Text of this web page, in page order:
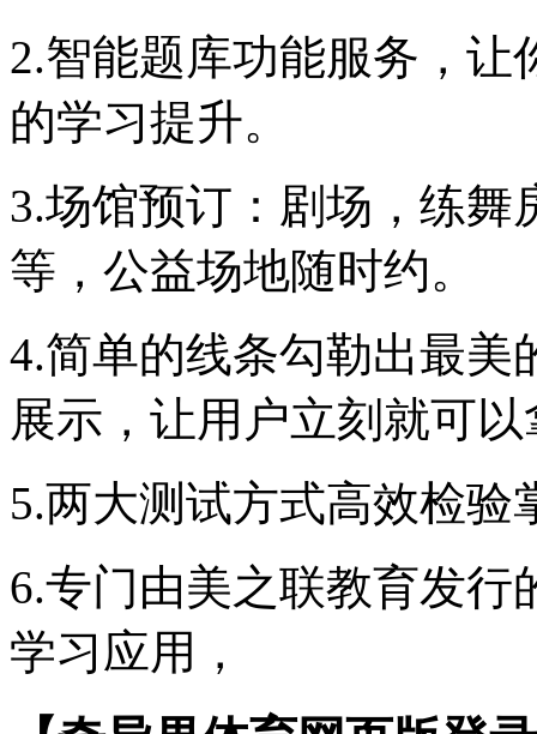
2.智能题库功能服务，
的学习提升。
3.场馆预订：剧场，练
等，公益场地随时约。
4.简单的线条勾勒出最美
展示，让用户立刻就可
5.两大测试方式高效检
6.专门由美之联教育发
学习应用，